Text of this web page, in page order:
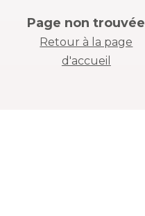
Page non trouvée
Retour à la page
d'accueil